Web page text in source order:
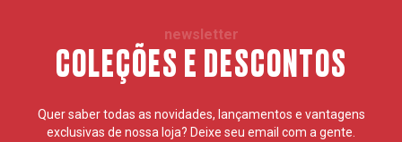
newsletter
COLEÇÕES E DESCONTOS
Quer saber todas as novidades, lançamentos e vantagens
exclusivas de nossa loja? Deixe seu email com a gente.